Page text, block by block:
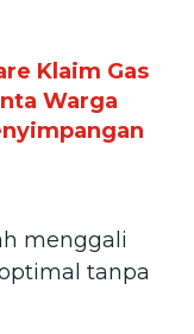
Klaim Gas
Warga
menggali
tanpa